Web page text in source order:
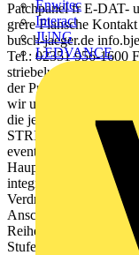
Enwitec
Interact
JUNG
LEDVANCE
Patchpanel fr E-DAT-
grere Flansche
busch-jaeger.de
Tel.: 02351 956-1600
striebelundjohn.com/
der Produkte sowie
wir uns jederzeit ohne
die jeweils
STRIEBEL & JOHN
eventuelle Fehler
integriert. Die neue
Verdrahtung, sondern
Anschlussraum (AAR)
Reiheneinbaugerte.
Stufe der